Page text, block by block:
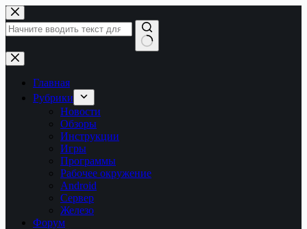
Перейти
к
сути
Ничего
не
найденоГлавная
Рубрики
Новости
Обзоры
Инструкции
Игры
Программы
Рабочее окружение
Android
Сервер
Железо
Форум